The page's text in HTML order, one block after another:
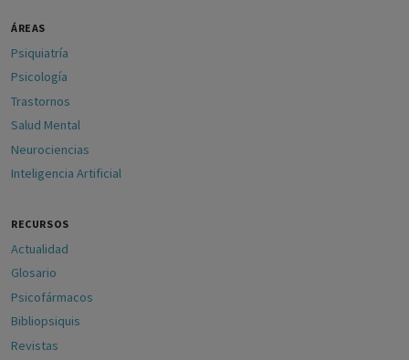
ÁREAS
Psiquiatría
Psicología
Trastornos
Salud Mental
Neurociencias
Inteligencia Artificial
RECURSOS
Actualidad
Glosario
Psicofármacos
Bibliopsiquis
Revistas